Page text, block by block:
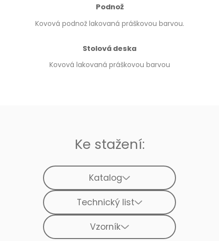
Podnož
Kovová podnož lakovaná práškovou barvou.
Stolová deska
Kovová lakovaná práškovou barvou
Ke stažení:
Katalog
Technický list
Vzorník